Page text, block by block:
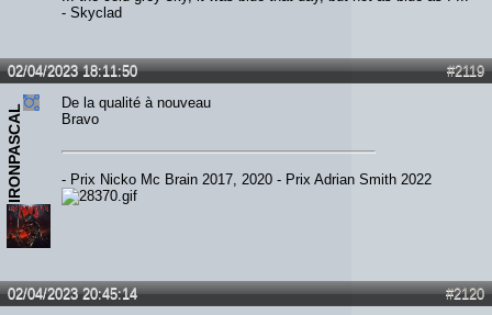
- Skyclad
#2119
02/04/2023 18:11:50
IRONPASCAL
De la qualité à nouveau
Bravo
- Prix Nicko Mc Brain 2017, 2020 - Prix Adrian Smith 2022
#2120
02/04/2023 20:45:14